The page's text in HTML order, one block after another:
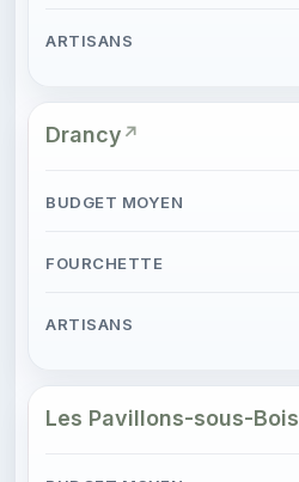
Drancy
Les Pavillons-sous-Bois